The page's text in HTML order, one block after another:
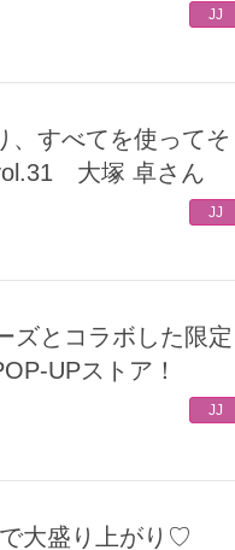
JJ
大塚 卓さん
JJ
UPストア！
JJ